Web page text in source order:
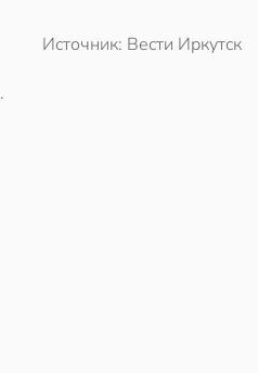
Источник: Вести Иркутск
.